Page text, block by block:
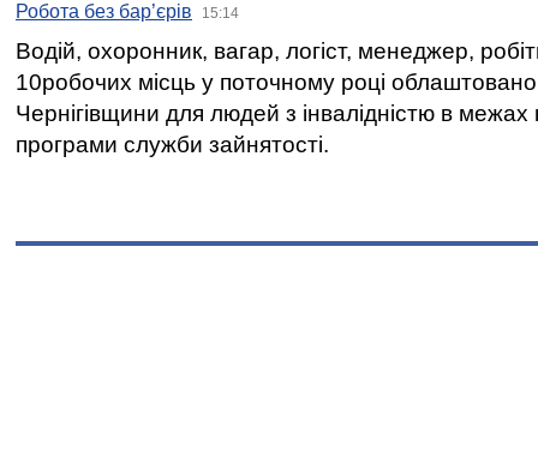
Робота без бар’єрів 15:14
Водій, охоронник, вагар, логіст, менеджер,
10робочих місць у поточному році
Чернігівщини для людей з інвалідністю в межах
програми служби зайнятості.